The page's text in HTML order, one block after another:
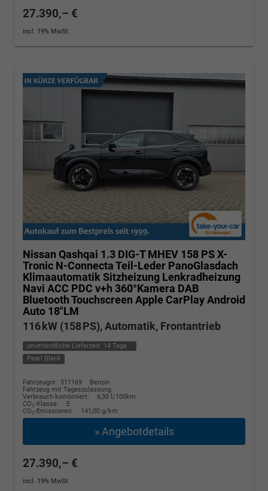
27.390,– €
incl. 19% MwSt.
Nissan Qashqai 1.3 DIG-T MHEV 158 PS X-
Tronic N-Connecta Teil-Leder PanoGlasdach
Klimaautomatik Sitzheizung Lenkradheizung
Navi ACC PDC v+h 360°Kamera DAB
Bluetooth Touchscreen Apple CarPlay Android
Auto 18"LM
116 kW (158 PS), Automatik, Frontantrieb
unverbindliche Lieferzeit: 14 Tage
Pearl Black
Fahrzeugnr.: 511169
Benzin
Fahrzeug mit Tageszulassung
Verbrauch kombiniert:
6,30 l/100km
CO2-Klasse:
E
CO2-Emissionen: 141,00 g/km
» Angebotdetails
27.390,– €
incl. 19% MwSt.